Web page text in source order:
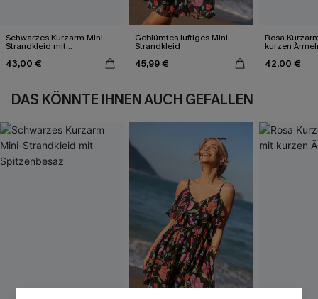
Schwarzes Kurzarm Mini-
Strandkleid mit
43,00 €
Geblümtes luftiges Mini-
Strandkleid
45,99 €
Rosa
kurzen
42,00 €
DAS KÖNNTE IHNEN AUCH GEFALLEN